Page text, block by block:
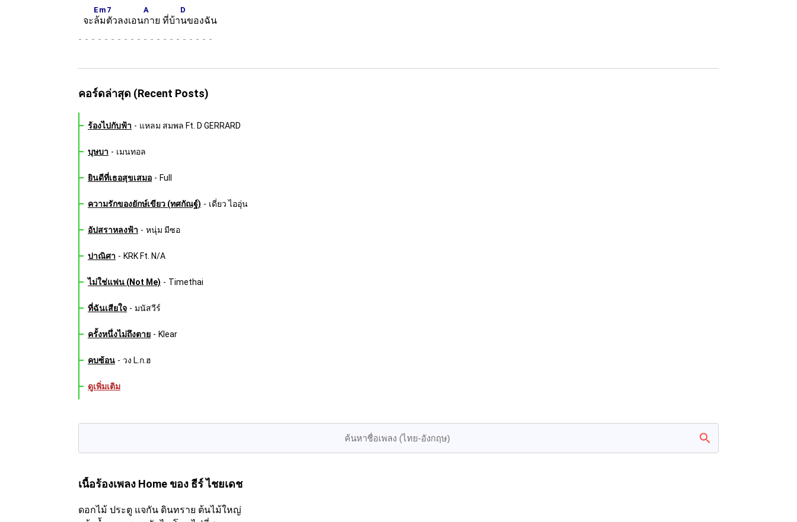
จะ
Em7
ล้มตัวลงเอน
A
กาย ที่บ้า
D
นของฉัน
-
คอร์ดล่าสุด (Recent Posts)
ร้องไปกับฟ้า - แหลม สมพล Ft. D GERRARD
บุษบา - เมนทอล
ยินดีที่เธอสุขเสมอ - Full
ความรักของยักษ์เขียว (ทศกัณฐ์) - เดี่ยว ไออุ่น
อัปสราหลงฟ้า - หนุ่ม มีซอ
ปาณิศา - KRK Ft. N/A
ไม่ใช่แฟน (Not Me) - Timethai
ที่ฉันเสียใจ - มนัสวีร์
ครั้งหนึ่งไม่ถึงตาย - Klear
คบซ้อน - วง L.ก.ฮ
ดูเพิ่มเติม
เนื้อร้องเพลง Homeของ ธีร์ ไชยเดช
ดอกไม้ ประตู แจกัน ดินทราย ต้นไม้ใหญ่